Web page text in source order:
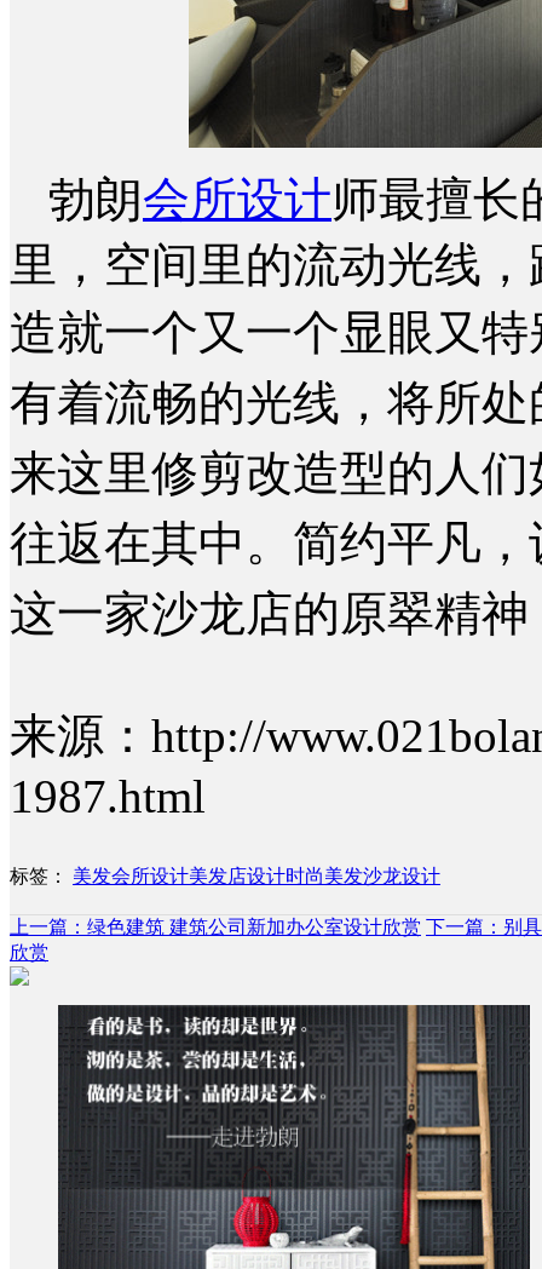
勃朗会所设计师最擅长
里，空间里的流动光线
造就一个又一个显眼又
有着流畅的光线，将所
来这里修剪改造型的人
往返在其中。简约平凡
这一家沙龙店的原翠精神
来源：http://
1987.html
标签： 美发会所设计美发店设计时尚美发沙龙设计
上一篇：绿色建筑 建筑公司新加办公室设计欣赏 下一篇：别
欣赏